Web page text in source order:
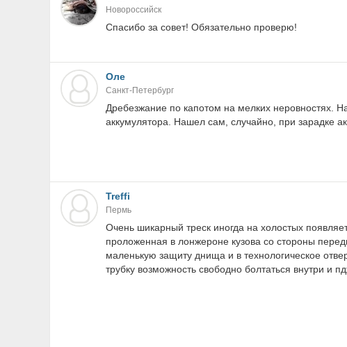
Новороссийск
Спасибо за совет! Обязательно проверю!
Оле
Санкт-Петербург
Дребезжание по капотом на мелких неровностях.
аккумулятора. Нашел сам, случайно, при зарадке
Treffi
Пермь
Очень шикарный треск иногда на холостых
проложенная в лонжероне кузова со стороны
маленькую защиту днища и в технологическое
трубку возможность свободно болтаться внутри и